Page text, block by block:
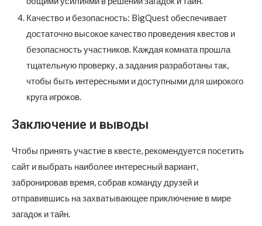
Качество и безопасность: BigQuest обеспечивает
достаточно высокое качество проведения квестов и
безопасность участников. Каждая комната прошла
тщательную проверку, а задания разработаны так,
чтобы быть интересными и доступными для широкого
круга игроков.
Заключение и выводы
Чтобы принять участие в квесте, рекомендуется посетить
сайт и выбрать наиболее интересный вариант,
забронировав время, собрав команду друзей и
отправившись на захватывающее приключение в мире
загадок и тайн.